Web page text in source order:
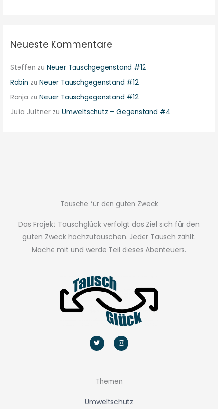
Neueste Kommentare
Steffen zuNeuer Tauschgegenstand #12
Robin zuNeuer Tauschgegenstand #12
Ronja zuNeuer Tauschgegenstand #12
Julia Jüttner zuUmweltschutz – Gegenstand #4
Tausche für den guten Zweck
Das Projekt Tauschglück verfolgt das Ziel sich für den
guten Zweck hochzutauschen. Jeder Tausch zählt.
Mache mit und werde Teil dieses Abenteuers.
w
i
t
n
s
t
m
Themen
Umweltschutz